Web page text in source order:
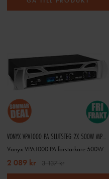
VONYX VPA1000 PA SLUTSTEG 2X 500W MP3,BT
Vonyx VPA1000 PA förstärkare 500W MP3,BT
2 089 kr 3 137 kr